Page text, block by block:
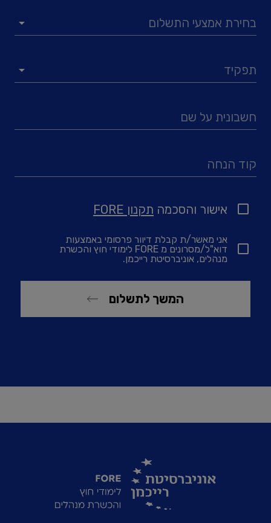
בחירת אמצעי התשלום
תפקיד
חשבונית על שם
קוד הנחה
אישור והסכמה תקנון FORE
אני מאשר/ת קבלת דיוור פרסומי באמצעות
דוא"ל/מסרונים מ FORE לימודי חוץ והכשרת
מנהלים, אוניברסיטת רייכמן.
המשך לתשלום